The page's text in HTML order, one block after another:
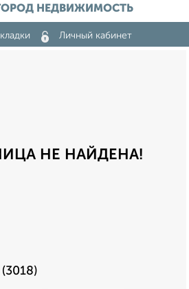
НЕДВИЖИМОСТЬ
Личный кабинет
НЕ НАЙДЕНА!